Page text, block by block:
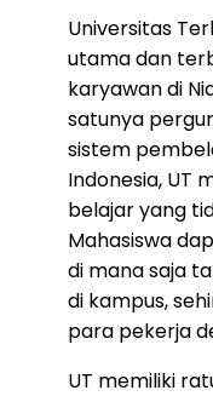
Universitas
utama dan
karyawan di
satunya
sistem
Indonesia, UT
belajar yang
Mahasiswa
di mana saja
di kampus,
para pekerja
UT memiliki